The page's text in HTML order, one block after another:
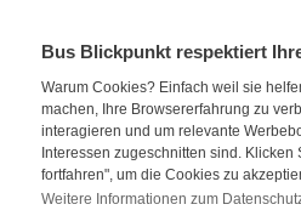
Bus Blickpunkt respektiert
Warum Cookies? Einfach weil sie
machen, Ihre Browsererfahrung zu
interagieren und um relevante
Interessen zugeschnitten sind. Klicken
fortfahren", um die Cookies zu
Weitere Informationen zum